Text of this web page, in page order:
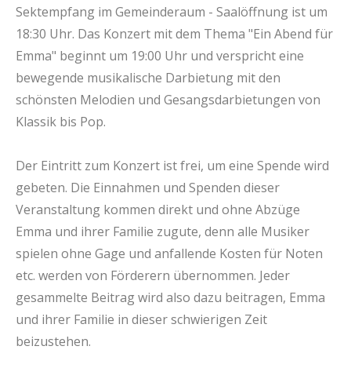
Sektempfang im Gemeinderaum - Saalöffnung ist um
18:30 Uhr. Das Konzert mit dem Thema "Ein Abend für
Emma" beginnt um 19:00 Uhr und verspricht eine
bewegende musikalische Darbietung mit den
schönsten Melodien und Gesangsdarbietungen von
Klassik bis Pop.
Der Eintritt zum Konzert ist frei, um eine Spende wird
gebeten. Die Einnahmen und Spenden dieser
Veranstaltung kommen direkt und ohne Abzüge
Emma und ihrer Familie zugute, denn alle Musiker
spielen ohne Gage und anfallende Kosten für Noten
etc. werden von Förderern übernommen. Jeder
gesammelte Beitrag wird also dazu beitragen, Emma
und ihrer Familie in dieser schwierigen Zeit
beizustehen.